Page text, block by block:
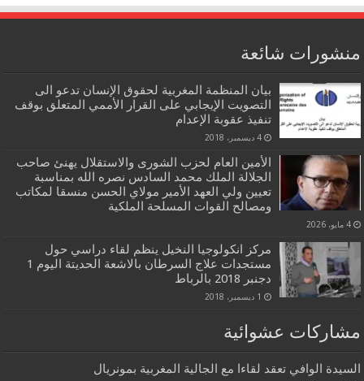
منشورات شائعة
بيان المنظمة المغربية لحقوق الإنسان تدعو الى
التصويت الإيجابي على القرار الأممي المتعلق بوقف
تنفيذ عقوبة الإعدام
4 ديسمبر، 2018
الأمين العام لحزب الشورى والاستقلال يهنئ صاحب
الجلالة الملك محمد السادس نصره الله بمناسبة
تعيين ولي العهد الأمير مولاي الحسن منسقا لمكاتب
ومصالح القوات المسلحة الملكية
4 مايو، 2026
مركز انكولوجيا النخيل ينظم لقاء دراسي حول
مستجدات علاج السرطان بالاشعة الحديتة اليوم 1
دجنبر 2018 بالرباط
1 ديسمبر، 2018
مشاركات عشوائية
السيدة الوافي تعقد لقاءا مع الجالية المغربية بمونريال